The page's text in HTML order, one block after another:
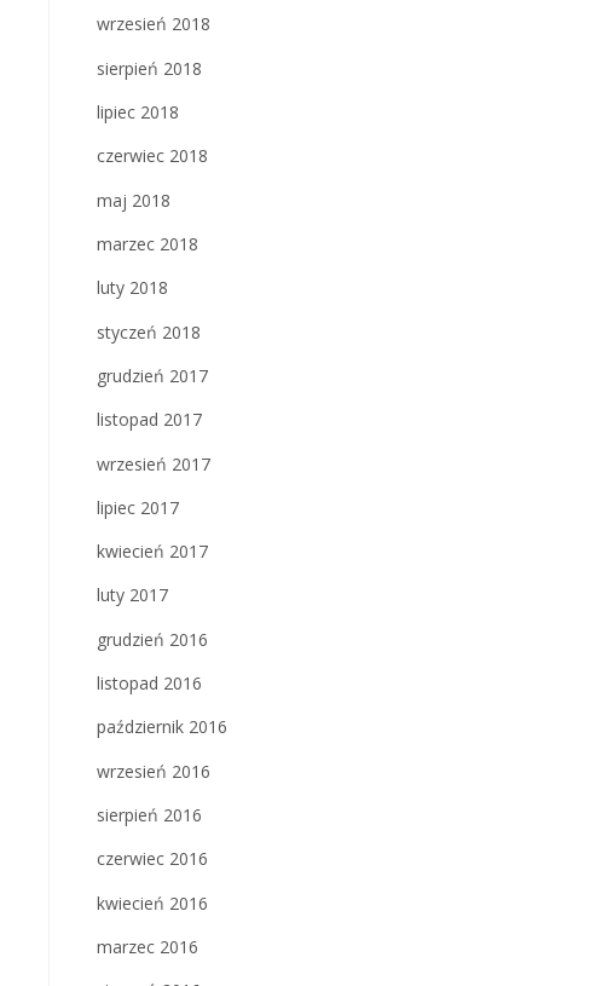
wrzesień 2018
sierpień 2018
lipiec 2018
czerwiec 2018
maj 2018
marzec 2018
luty 2018
styczeń 2018
grudzień 2017
listopad 2017
wrzesień 2017
lipiec 2017
kwiecień 2017
luty 2017
grudzień 2016
listopad 2016
październik 2016
wrzesień 2016
sierpień 2016
czerwiec 2016
kwiecień 2016
marzec 2016